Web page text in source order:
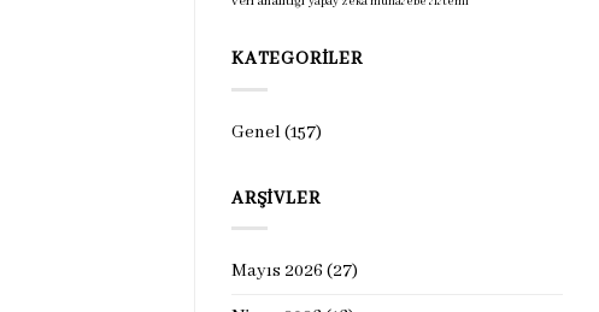
KATEGORILER
Genel(157)
ARŞIVLER
Mayıs 2026 (27)